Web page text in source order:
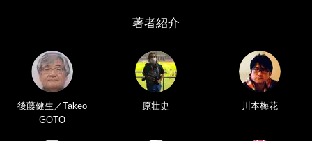
著者紹介
後藤健生／Takeo
GOTO
原壮史 川本梅花